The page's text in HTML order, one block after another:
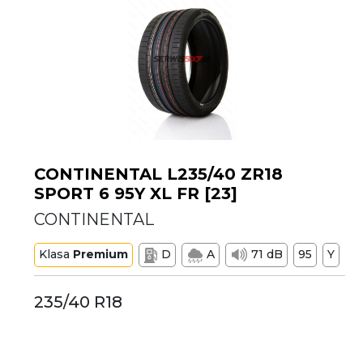
CONTINENTAL L235/40 ZR18
SPORT 6 95Y XL FR [23]
CONTINENTAL
Klasa Premium D A 71 dB 95 Y
235/40 R18